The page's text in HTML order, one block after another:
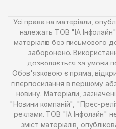
Усі права на матеріали,
належать ТОВ "ІА
матеріалів без письмового
заборонено.
дозволяється за умови
Обов'язковою є пряма,
гіперпосилання в першому
новину. Матеріали,
"Новини компаній", "Прес-
реклами. ТОВ "ІА Інфолайн"
зміст матеріалів,